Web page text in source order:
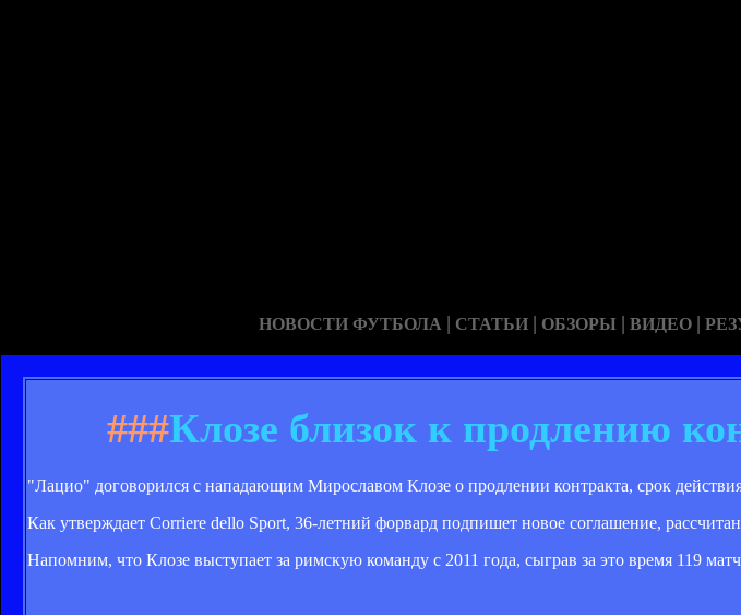
НОВОСТИ ФУТБОЛА | СТАТЬИ | ОБЗОРЫ | ВИДЕО |
###Клозе близок к продлению
"Лацио" договорился с нападающим Мирославом Клозе о продлении контракта, срок
Как утверждает Corriere dello Sport, 36-летний форвард подпишет новое соглашение,
Напомним, что Клозе выступает за римскую команду с 2011 года, сыграв за это время 119